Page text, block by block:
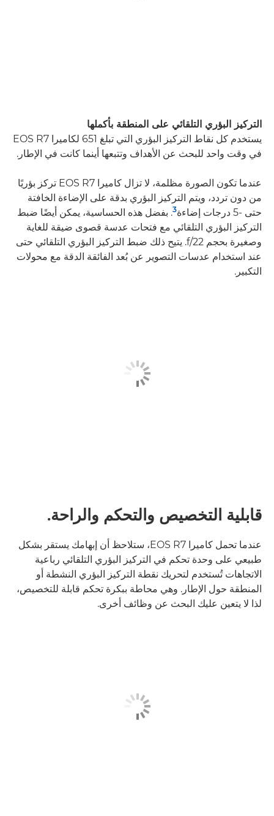
التركيز البؤري التلقائي على المنطقة بأكملها
يستخدم كل نقاط التركيز البؤري التي تبلغ 651 لكاميرا EOS R7
في وقت واحد للبحث عن الأهداف وتتبعها أينما كانت في الإطار.
عندما تكون الصورة مظلمة، لا تزال كاميرا EOS R7 تركز بؤريًا
من دون تردد، ويتم التركيز البؤري بدقة على الإضاءة الخافتة
حتى -5 درجات إضاءة
3. بفضل هذه الحساسية، يمكن أيضًا ضبط
التركيز البؤري التلقائي مع فتحات عدسة قصوى ضيقة للغاية
وصغيرة بحجم f/22. يتيح ذلك ضبط التركيز البؤري التلقائي حتى
عند استخدام عدسات التصوير عن بُعد الفائقة الدقة مع محولات
التكبير.
قابلية التخصيص والتحكم والراحة.
عندما تحمل كاميرا EOS R7، ستلاحظ أن إبهامك يستقر بشكل
طبيعي على وحدة تحكم في التركيز البؤري التلقائي رباعية
الاتجاهات تُستخدم لتحريك نقطة التركيز البؤري النشطة أو
المنطقة حول الإطار. وهي محاطة ببكرة تحكم قابلة للتخصيص،
لذا لا يتعين عليك البحث عن وظائف أخرى.